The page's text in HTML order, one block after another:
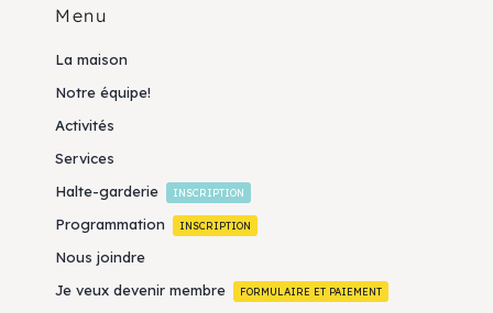
Menu
La maison
Notre équipe!
Activités
Services
Halte-garderie
INSCRIPTION
Programmation INSCRIPTION
Nous joindre
Je veux devenir membre
FORMULAIRE ET PAIEMENT